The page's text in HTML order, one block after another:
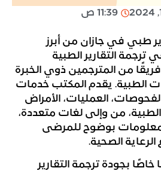
11:39 ص
طبي في جازان من أبرز
التقارير الطبية
من المترجمين ذوي الخبرة
الطبية. يقدم المكتب خدمات
العمليات، الأمراض
الطبية، من وإلى لغات متعددة،
بوضوح للمرضى
الصحية.
بجودة ترجمة التقارير